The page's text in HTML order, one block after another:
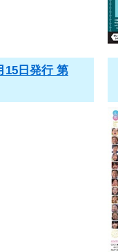
15日発行 第